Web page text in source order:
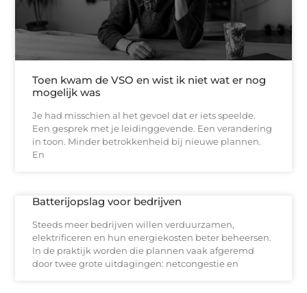
Toen kwam de VSO en wist ik niet wat er nog
mogelijk was
Je had misschien al het gevoel dat er iets speelde.
Een gesprek met je leidinggevende. Een verandering
in toon. Minder betrokkenheid bij nieuwe plannen.
En
Batterijopslag voor bedrijven
Steeds meer bedrijven willen verduurzamen,
elektrificeren en hun energiekosten beter beheersen.
In de praktijk worden die plannen vaak afgeremd
door twee grote uitdagingen: netcongestie en